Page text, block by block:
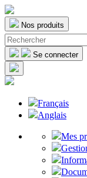
Nos produits
Se connecter
Français
Anglais
Mes